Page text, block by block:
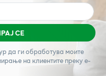
СЕ
да ги обработува моите
на клиентите преку е-